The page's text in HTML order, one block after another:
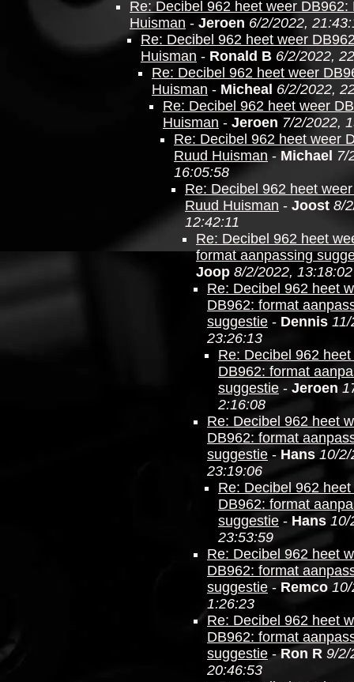
Re: Decibel 962 heet weer DB962:
Huisman - Jeroen 6/2/2022,
Re: Decibel 962 heet weer
Huisman - Ronald B 6/2/2022,
Re: Decibel 962 heet weer
Huisman - Micheal 6/2/2022,
Re: Decibel 962 heet weer
Huisman - Jeroen 7/2/2022,
Re: Decibel 962 heet weer
Ruud Huisman - Michael 7/
16:05:58
Re: Decibel 962 heet
Ruud Huisman - Joost 8/
12:42:11
Re: Decibel 962 heet
format aanpassing
Joop 8/2/2022, 13:18:02
Re: Decibel 962 heet
DB962: format
suggestie - Dennis
23:26:13
Re: Decibel 962
DB962: format
suggestie - Jeroen
2:16:08
Re: Decibel 962 heet
DB962: format
suggestie - Hans 10/2/
23:19:06
Re: Decibel 962
DB962: format
suggestie - Hans 10/
23:53:59
Re: Decibel 962 heet
DB962: format
suggestie - Remco
1:26:23
Re: Decibel 962 heet
DB962: format
suggestie -Ron R 9/2/
20:46:53